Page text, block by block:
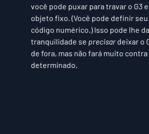
você pode puxar para travar o G3
objeto fixo. (Você pode definir
código numérico.) Isso pode lhe
tranquilidade se precisar deixar o
de fora, mas não fará muito contra
determinado.